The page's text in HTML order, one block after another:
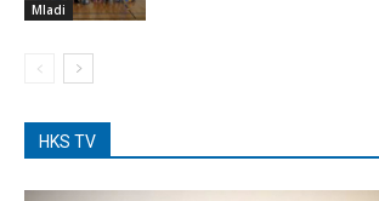
Mladi
HKS TV